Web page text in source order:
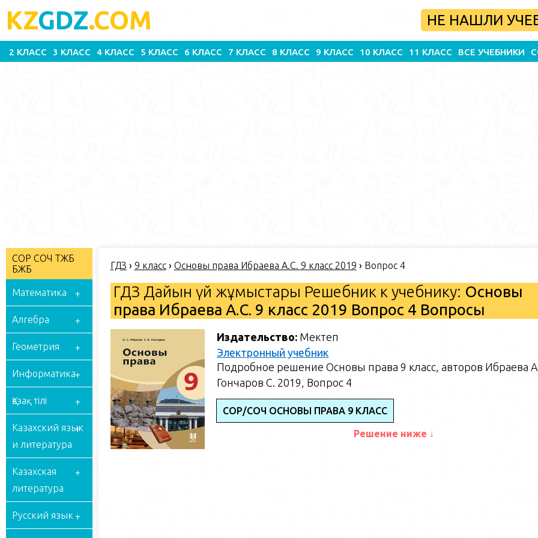
KZGDZ.COM НЕ НАШЛИ
2 КЛАСС 3 КЛАСС 4 КЛАСС 5 КЛАСС 6 КЛАСС 7 КЛАСС 8 КЛАСС 9 КЛАСС 10 КЛАСС 11 КЛАСС ВСЕ УЧЕБНИКИ
СОР СОЧ ТЖБ
БЖБ
Математика
Алгебра
Геометрия
Информатика
Қазақ тілі
Казахский язык
и литература
Казахская
литература
Русский язык
ГДЗ › 9 класс› Основы права Ибраева А.С. 9 класс 2019 › Вопрос 4
ГДЗ Дайын үй жұмыстары Решебник к учебнику: Основы
права Ибраева А.С. 9 класс 2019 Вопрос 4 Вопросы
Издательство: Мектеп
Электронный учебник
Подробное решение Основы права 9 класс, авторов Ибраева
Гончаров С. 2019, Вопрос 4
СОР/СОЧ ОСНОВЫ ПРАВА 9 КЛАСС
Решение ниже ↓